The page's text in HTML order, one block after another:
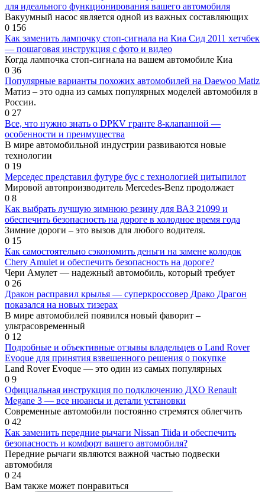
для идеального функционирования вашего автомобиля
Вакуумный насос является одной из важных составляющих
0 156
Как заменить лампочку стоп-сигнала на Киа Сид 2011 хетчбек
— пошаговая инструкция с фото и видео
Когда лампочка стоп-сигнала на вашем автомобиле Киа
0 36
Популярные варианты похожих автомобилей на Daewoo Matiz
Матиз – это одна из самых популярных моделей автомобиля в
России.
0 27
Все, что нужно знать о DPКV гранте 8-клапанной —
особенности и преимущества
В мире автомобильной индустрии развиваются новые
технологии
0 19
Мерседес представил футуре бус с технологией цитыпилот
Мировой автопроизводитель Merсedes-Benz продолжает
0 8
Как выбрать лучшую зимнюю резину для ВАЗ 21099 и
обеспечить безопасность на дороге в холодное время года
Зимние дороги – это вызов для любого водителя.
0 15
Как самостоятельно сэкономить деньги на замене колодок
Chery Amulet и обеспечить безопасность на дороге?
Чери Амулет — надежный автомобиль, который требует
0 26
Дракон расправил крылья — суперкроссовер Драко Драгон
показался на новых тизерах
В мире автомобилей появился новый фаворит –
ультрасовременный
0 12
Подробные и объективные отзывы владельцев о Land Rover
Evoque для принятия взвешенного решения о покупке
Land Rover Evoque — это один из самых популярных
0 9
Официальная инструкция по подключению ДХО Renault
Megane 3 — все нюансы и детали установки
Современные автомобили постоянно стремятся облегчить
0 42
Как заменить передние рычаги Nissan Tiida и обеспечить
безопасность и комфорт вашего автомобиля?
Передние рычаги являются важной частью подвески
автомобиля
0 24
Вам также может понравиться